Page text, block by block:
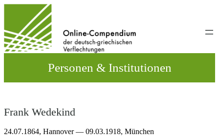
wechseln
Personen & Institutionen
Frank Wedekind
24.07.1864, Hannover— 09.03.1918, München